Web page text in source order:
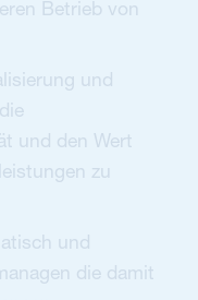
Betrieb von
und
und den Wert
zu
und
die damit